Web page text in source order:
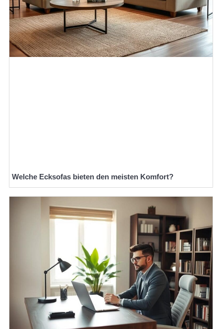
Welche Ecksofas bieten den meisten Komfort?